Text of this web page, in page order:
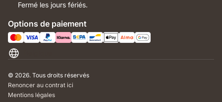
Fermé les jours fériés.
Options de paiement
© 2026. Tous droits réservés
Renoncer au contrat ici
Mentions légales